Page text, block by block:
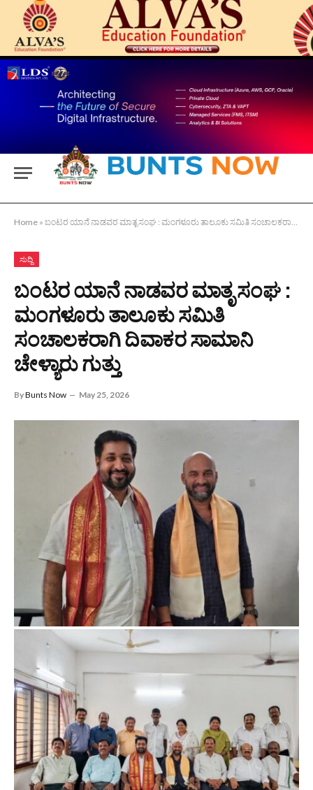
Home » ಬಂಟರ ಯಾನೆ ನಾಡವರ ಮಾತೃ ಸಂಘ : ಮಂಗಳೂರು ತಾಲೂಕು ಸಮಿತಿ ಸಂಚಾಲಕರಾಗಿ ದಿವಾಕರ ಸಾಮಾನಿ ಚೇಳ್ಯಾರು ಗುತ್ತು
ಸುದ್ದಿ
ಬಂಟರ ಯಾನೆ ನಾಡವರ ಮಾತೃ ಸಂಘ :
ಮಂಗಳೂರು ತಾಲೂಕು ಸಮಿತಿ
ಸಂಚಾಲಕರಾಗಿ ದಿವಾಕರ ಸಾಮಾನಿ
ಚೇಳ್ಯಾರು ಗುತ್ತು
ByBunts Now May 25, 2026